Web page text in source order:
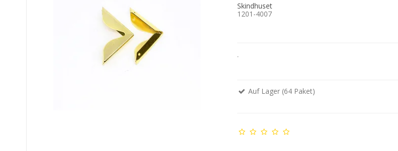
Skindhuset
1201-4007
.
Auf Lager (64 Paket)